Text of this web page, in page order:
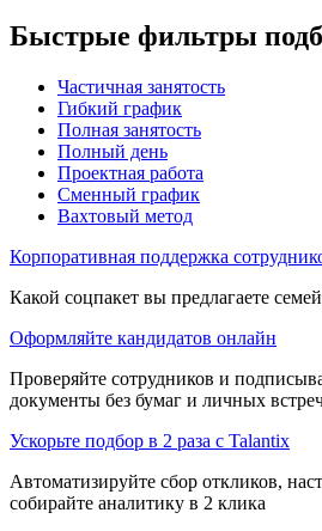
Быстрые фильтры
Частичная занятость
Гибкий график
Полная занятость
Полный день
Проектная работа
Сменный график
Вахтовый метод
Корпоративная поддержка
Какой соцпакет вы предлагаете
Оформляйте кандидатов онлайн
Проверяйте сотрудников и
документы без бумаг и личных
Ускорьте подбор в 2 раза с Talantix
Автоматизируйте сбор откликов,
собирайте аналитику в 2 клика